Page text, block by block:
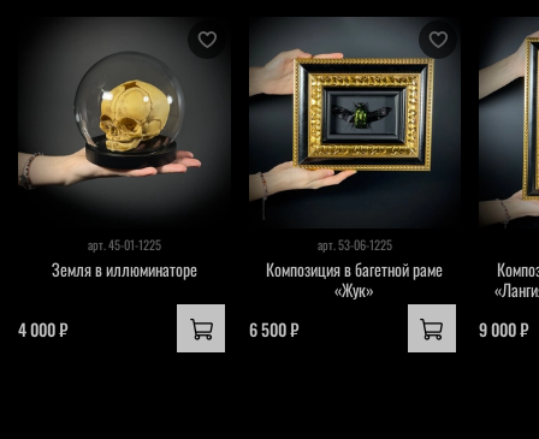
арт.45-01-1225
Земля в иллюминаторе
4 000 ₽
арт.53-06-1225
Композиция в багетной раме
«Жук»
6 500 ₽
9 000 ₽